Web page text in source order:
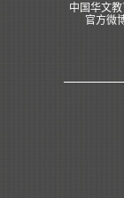
中国华文教
官方微